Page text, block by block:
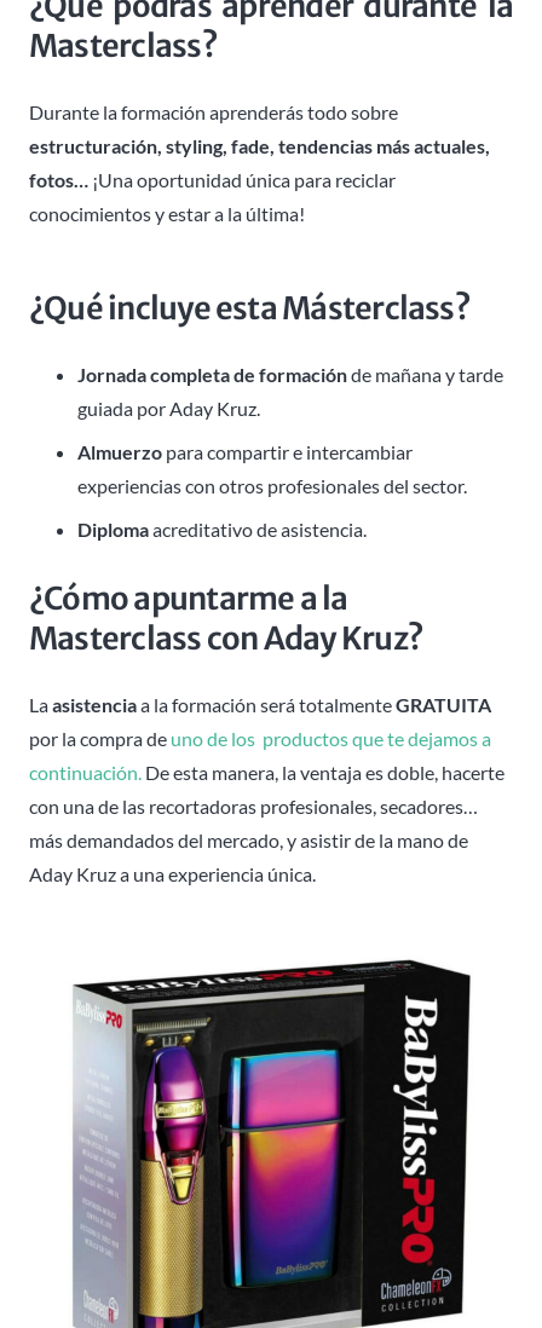
Masterclass?
Durante la formación aprenderás todo sobre
estructuración, styling, fade, tendencias más actuales,
fotos… ¡Una oportunidad única para reciclar
conocimientos y estar a la última!
¿Qué incluye esta Másterclass?
Jornada completa de formaciónde mañana y tarde
guiada por Aday Kruz.
Almuerzo para compartir e intercambiar
experiencias con otros profesionales del sector.
Diplomaacreditativo de asistencia.
¿Cómo apuntarme a la
Masterclass con Aday Kruz?
Laasistenciaa la formación será totalmenteGRATUITA
por la compra de uno de los productos que te dejamos a
continuación. De esta manera, la ventaja es doble, hacerte
con una de las recortadoras profesionales, secadores…
más demandados del mercado, y asistir de la mano de
Aday Kruz a una experiencia única.